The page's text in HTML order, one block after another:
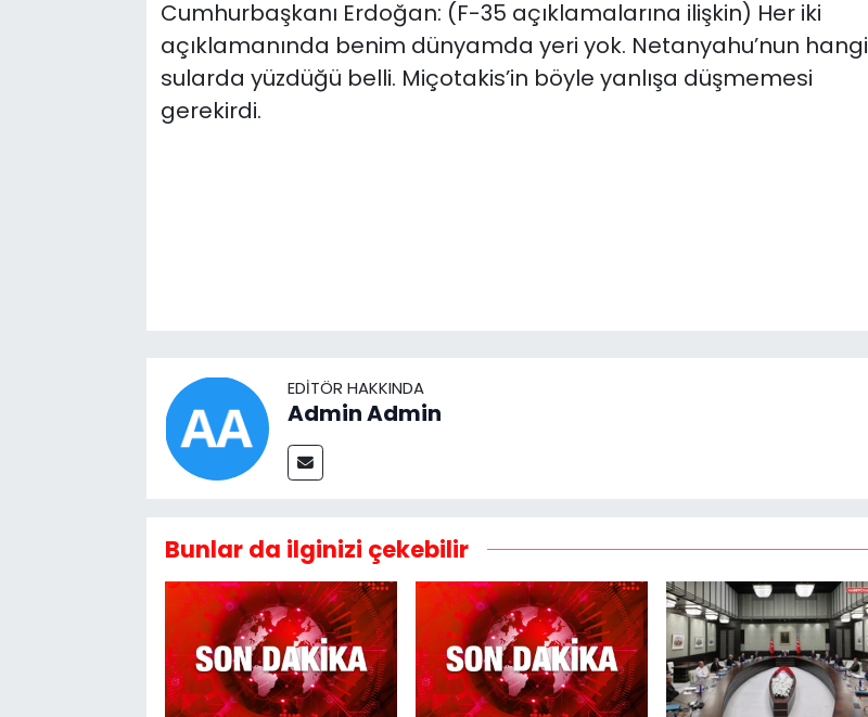
Cumhurbaşkanı Erdoğan: (F-35 açıklamalarına ilişkin) Her iki
açıklamanında benim dünyamda yeri yok. Netanyahu’nun hangi
sularda yüzdüğü belli. Miçotakis’in böyle yanlışa düşmemesi
gerekirdi.
EDITÖR HAKKINDA
Admin Admin
Bunlar da ilginizi çekebilir